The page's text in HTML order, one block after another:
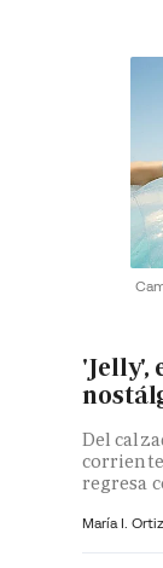
'Jelly',
Del
corriente
regresa
María I.